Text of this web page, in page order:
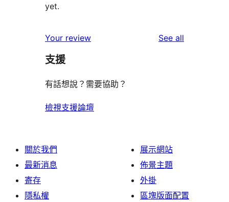
yet.
Your review See all
支援
有話想說？需要協助？
檢視支援論壇
關於我們
最新消息
寄存
隱私權
展示網站
佈景主題
外掛
區塊版面配置